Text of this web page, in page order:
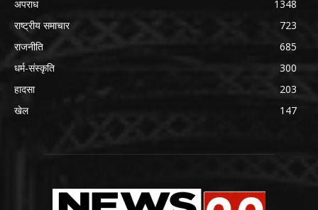
अपराध
1348
राष्ट्रीय समाचार
723
राजनीति
685
धर्म-संस्कृति
300
हादसा
203
खेल
147